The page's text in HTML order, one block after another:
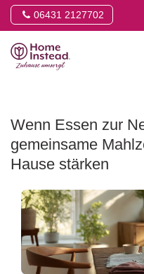
06431 2127702
und
Seniorenbetreuung
GmbH
Wenn Essen zur
gemeinsame
Hause stärken